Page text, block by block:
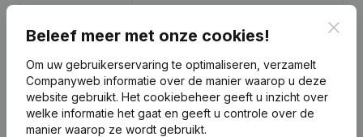
Brutomarge € 58.913 € 64.050
Beleef meer met onze cookies!
Om uw gebruikerservaring te optimaliseren, verzamelt
Companyweb informatie over de manier waarop u deze
website gebruikt. Het cookiebeheer geeft u inzicht over
welke informatie het gaat en geeft u controle over de
manier waarop ze wordt gebruikt.